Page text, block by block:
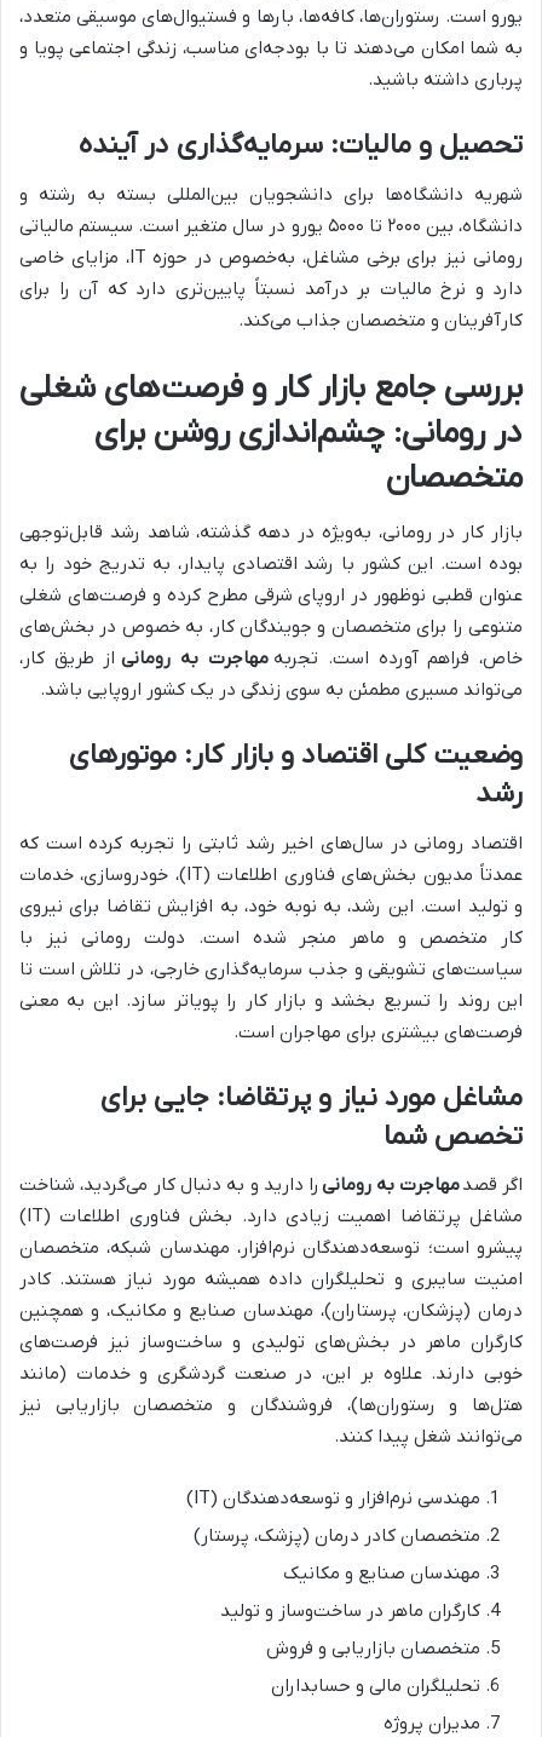
یورو است. رستوران‌ها، کافه‌ها، بارها و فستیوال‌های موسیقی متعدد،
به شما امکان می‌دهند تا با بودجه‌ای مناسب، زندگی اجتماعی پویا و
پرباری داشته باشید.
تحصیل و مالیات: سرمایه‌گذاری در آینده
شهریه دانشگاه‌ها برای دانشجویان بین‌المللی بسته به رشته و
دانشگاه، بین ۲۰۰۰ تا ۵۰۰۰ یورو در سال متغیر است. سیستم مالیاتی
رومانی نیز برای برخی مشاغل، به‌خصوص در حوزه IT، مزایای خاصی
دارد و نرخ مالیات بر درآمد نسبتاً پایین‌تری دارد که آن را برای
کارآفرینان و متخصصان جذاب می‌کند.
بررسی جامع بازار کار و فرصت‌های شغلی
در رومانی: چشم‌اندازی روشن برای
متخصصان
بازار کار در رومانی، به‌ویژه در دهه گذشته، شاهد رشد قابل‌توجهی
بوده است. این کشور با رشد اقتصادی پایدار، به تدریج خود را به
عنوان قطبی نوظهور در اروپای شرقی مطرح کرده و فرصت‌های شغلی
متنوعی را برای متخصصان و جویندگان کار، به خصوص در بخش‌های
خاص، فراهم آورده است. تجربه مهاجرت به رومانی از طریق کار،
می‌تواند مسیری مطمئن به سوی زندگی در یک کشور اروپایی باشد.
وضعیت کلی اقتصاد و بازار کار: موتورهای
رشد
اقتصاد رومانی در سال‌های اخیر رشد ثابتی را تجربه کرده است که
عمدتاً مدیون بخش‌های فناوری اطلاعات (IT)، خودروسازی، خدمات
و تولید است. این رشد، به نوبه خود، به افزایش تقاضا برای نیروی
کار متخصص و ماهر منجر شده است. دولت رومانی نیز با
سیاست‌های تشویقی و جذب سرمایه‌گذاری خارجی، در تلاش است تا
این روند را تسریع بخشد و بازار کار را پویاتر سازد. این به معنی
فرصت‌های بیشتری برای مهاجران است.
مشاغل مورد نیاز و پرتقاضا: جایی برای
تخصص شما
اگر قصدمهاجرت به رومانی را دارید و به دنبال کار می‌گردید، شناخت
مشاغل پرتقاضا اهمیت زیادی دارد. بخش فناوری اطلاعات (IT)
پیشرو است؛ توسعه‌دهندگان نرم‌افزار، مهندسان شبکه، متخصصان
امنیت سایبری و تحلیلگران داده همیشه مورد نیاز هستند. کادر
درمان (پزشکان، پرستاران)، مهندسان صنایع و مکانیک، و همچنین
کارگران ماهر در بخش‌های تولیدی و ساخت‌وساز نیز فرصت‌های
خوبی دارند. علاوه بر این، در صنعت گردشگری و خدمات (مانند
هتل‌ها و رستوران‌ها)، فروشندگان و متخصصان بازاریابی نیز
می‌توانند شغل پیدا کنند.
مهندسی نرم‌افزار و توسعه‌دهندگان (IT)
متخصصان کادر درمان (پزشک، پرستار)
مهندسان صنایع و مکانیک
کارگران ماهر در ساخت‌وساز و تولید
متخصصان بازاریابی و فروش
تحلیلگران مالی و حسابداران
مدیران پروژه